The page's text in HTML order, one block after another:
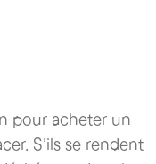
pour acheter un
S’ils se rendent